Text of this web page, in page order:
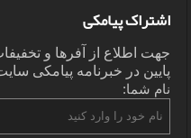
اشتراک پیامکی
پایین در خبرنامه پیامکی
نام شما: